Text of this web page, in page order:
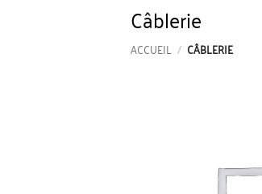
Câblerie
ACCUEIL / CÂBLERIE